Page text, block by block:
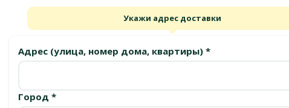
Укажи адрес доставки
Адрес (улица, номер дома, квартиры) *
Город *